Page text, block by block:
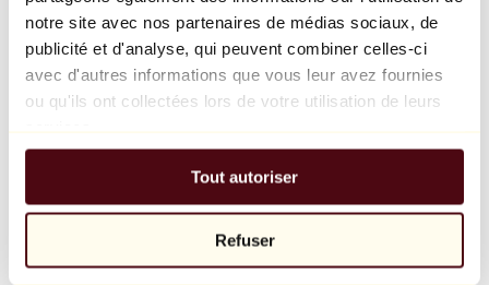
notre site avec nos partenaires de médias sociaux, de
publicité et d'analyse, qui peuvent combiner celles-ci
avec d'autres informations que vous leur avez fournies
ou qu'ils ont collectées lors de votre utilisation de leurs
Tout autoriser
Refuser
Balloon Dog (Orange)
Jeff Koons
10 000 €
Parcourir
Tous les sculpteurs
Tous les photographes